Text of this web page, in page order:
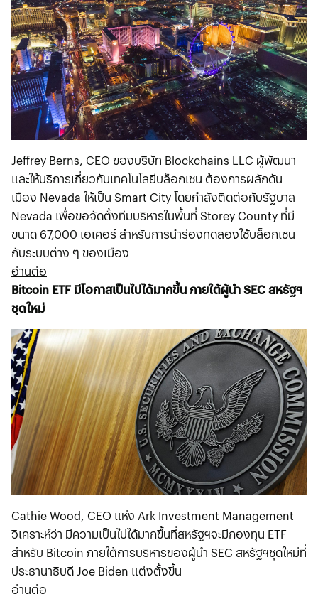
Jeffrey Berns, CEO ของบริษัท Blockchains LLC ผู้พัฒนา
และให้บริการเกี่ยวกับเทคโนโลยีบล็อกเชน ต้องการผลักดัน
เมือง Nevada ให้เป็น Smart City โดยกำลังติดต่อกับรัฐบาล
Nevada เพื่อขอจัดตั้งทีมบริหารในพื้นที่ Storey County ที่มี
ขนาด 67,000 เอเคอร์ สำหรับการนำร่องทดลองใช้บล็อกเชน
กับระบบต่าง ๆ ของเมือง
อ่านต่อ
Bitcoin ETF มีโอกาสเป็นไปได้มากขึ้น ภายใต้ผู้นำ SEC สหรัฐฯ
ชุดใหม่
Cathie Wood, CEO แห่ง Ark Investment Management
วิเคราะห์ว่า มีความเป็นไปได้มากขึ้นที่สหรัฐฯจะมีกองทุน ETF
สำหรับ Bitcoin ภายใต้การบริหารของผู้นำ SEC สหรัฐฯชุดใหม่ที่
ประธานาธิบดี Joe Biden แต่งตั้งขึ้น
อ่านต่อ